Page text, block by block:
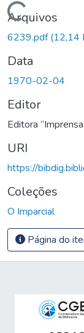
Carregando...
Arquivos
6239.pdf(12,14
Data
1970-02-04
Editor
Editora
URI
https://
Coleções
O Imparcial
Página do